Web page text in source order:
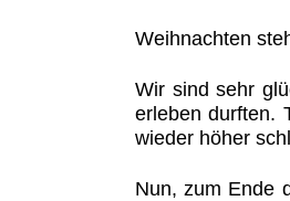
Weihnachten
Wir sind sehr
erleben durften.
wieder höher
Nun, zum Ende